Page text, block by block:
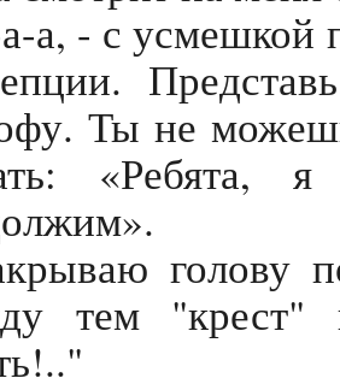
а, - с усмешкой
Ты не
голову
тем "крест"